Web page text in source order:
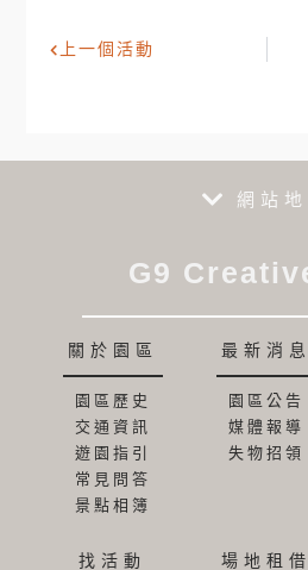
上一個活動
網站地
G9
關於園區
園區歷史
交通資訊
遊園指引
常見問答
景點相簿
最新消息
園區公告
媒體報導
失物招領
找活動 場地租借